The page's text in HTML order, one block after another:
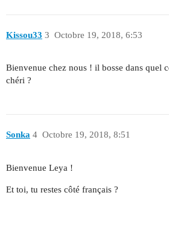
Kissou33 Octobre 19, 2018, 6:53
3
Bienvenue chez nous ! il bosse dans quel
chéri ?
Sonka Octobre 19, 2018, 8:51
4
Bienvenue Leya !
Et toi, tu restes côté français ?